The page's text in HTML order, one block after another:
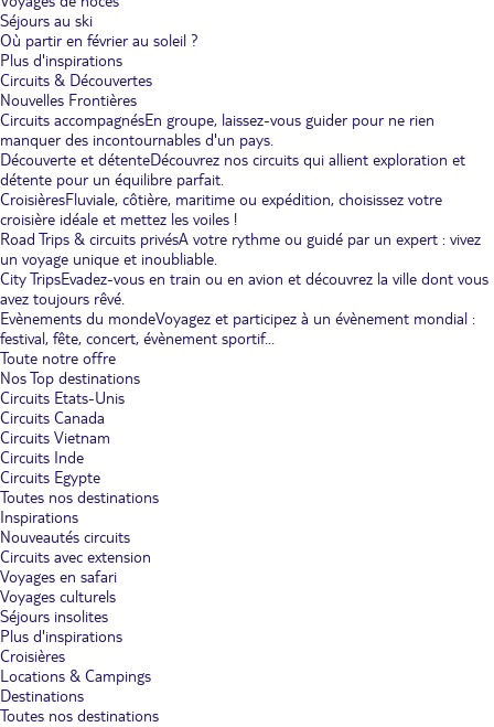
Séjours au ski
Où partir en février au soleil ?
Plus d'inspirations
Circuits & Découvertes
Nouvelles Frontières
Circuits accompagnésEn groupe, laissez-vous guider pour ne rien
manquer des incontournables d'un pays.
Découverte et détenteDécouvrez nos circuits qui allient exploration et
détente pour un équilibre parfait.
CroisièresFluviale, côtière, maritime ou expédition, choisissez votre
croisière idéale et mettez les voiles !
Road Trips & circuits privésA votre rythme ou guidé par un expert : vivez
un voyage unique et inoubliable.
City TripsEvadez-vous en train ou en avion et découvrez la ville dont vous
avez toujours rêvé.
Evènements du mondeVoyagez et participez à un évènement mondial :
festival, fête, concert, évènement sportif...
Toute notre offre
Nos Top destinations
Circuits Etats-Unis
Circuits Canada
Circuits Vietnam
Circuits Inde
Circuits Egypte
Toutes nos destinations
Inspirations
Nouveautés circuits
Circuits avec extension
Voyages en safari
Voyages culturels
Séjours insolites
Plus d'inspirations
Croisières
Locations & Campings
Destinations
Toutes nos destinations